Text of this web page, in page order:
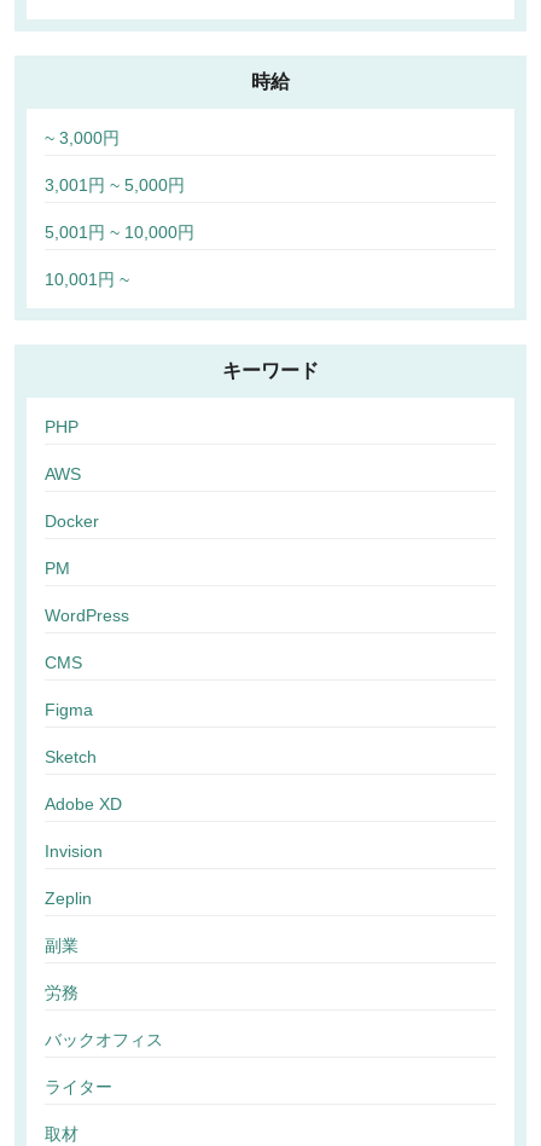
時給
~ 3,000円
3,001円 ~ 5,000円
5,001円 ~ 10,000円
10,001円 ~
キーワード
PHP
AWS
Docker
PM
WordPress
CMS
Figma
Sketch
Adobe XD
Invision
Zeplin
副業
労務
バックオフィス
ライター
取材